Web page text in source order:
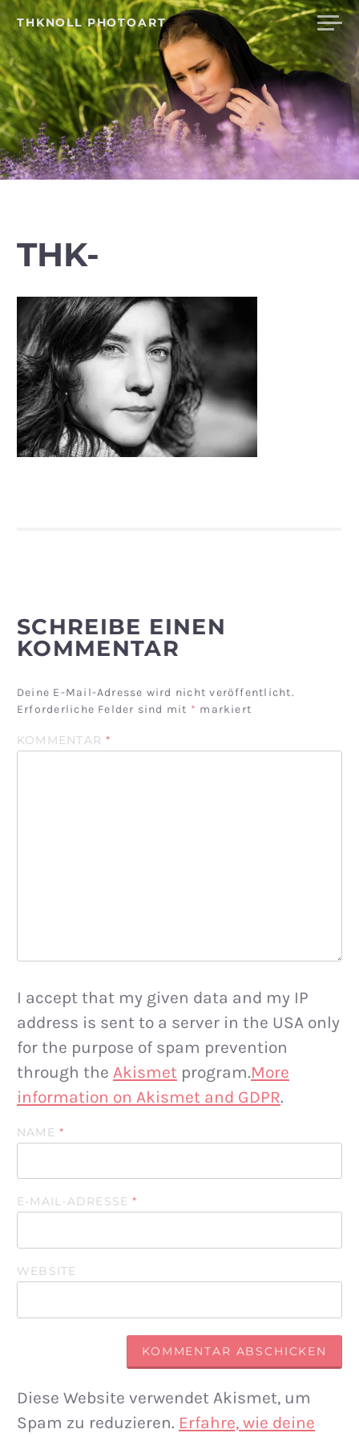
Skip
to
content
THKNOLL PHOTOART
THK-
SCHREIBE EINEN
KOMMENTAR
Deine E-Mail-Adresse wird nicht veröffentlicht.
Erforderliche Felder sind mit * markiert
KOMMENTAR*
I accept that my given data and my IP
address is sent to a server in the USA only
for the purpose of spam prevention
through the Akismet program.More
information on Akismet and GDPR.
NAME*
E-MAIL-ADRESSE*
WEBSITE
Diese Website verwendet Akismet, um
Spam zu reduzieren. Erfahre, wie deine